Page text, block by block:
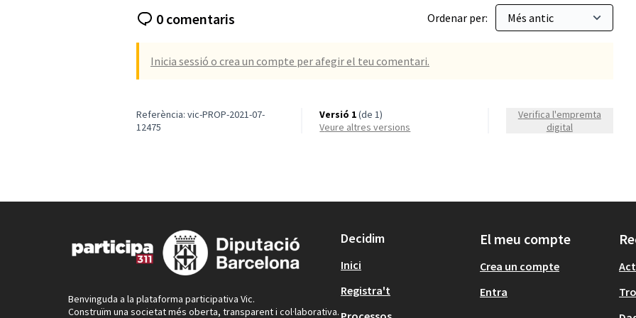
0 comentaris Ordenar per:
Inicia sessió o crea un compte per afegir el teu comentari.
Referència: vic-PROP-2021-07-
12475
Versió 1(de 1)
veure altres versions
Verifica l'empremta
digital
Benvinguda a la plataforma participativa Vic.
Construïm una societat més oberta, transparent i col·laborativa.
Decidim
Inici
Registra't
El meu compte
Crea un compte
Entra